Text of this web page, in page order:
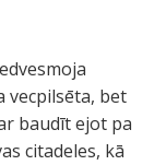
vecpilsēta, bet
baudīt ejot pa
citadeles, kā